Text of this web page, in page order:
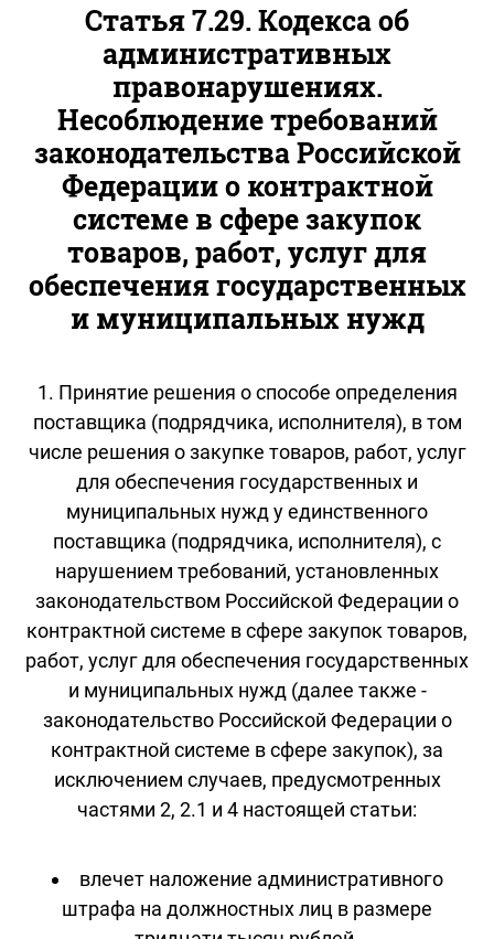
Статья 7.29. Кодекса об
административных
правонарушениях.
Несоблюдение требований
законодательства Российской
Федерации о контрактной
системе в сфере закупок
товаров, работ, услуг для
обеспечения государственных
и муниципальных нужд
1. Принятие решения о способе определения
поставщика (подрядчика, исполнителя), в том
числе решения о закупке товаров, работ, услуг
для обеспечения государственных и
муниципальных нужд у единственного
поставщика (подрядчика, исполнителя), с
нарушением требований, установленных
законодательством Российской Федерации о
контрактной системе в сфере закупок товаров,
работ, услуг для обеспечения государственных
и муниципальных нужд (далее также -
законодательство Российской Федерации о
контрактной системе в сфере закупок), за
исключением случаев, предусмотренных
частями 2, 2.1 и 4 настоящей статьи:
влечет наложение административного
штрафа на должностных лиц в размере